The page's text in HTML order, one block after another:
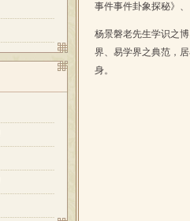
事件事件卦象探秘》
杨景磐老先生学识之
界、易学界之典范，
身。